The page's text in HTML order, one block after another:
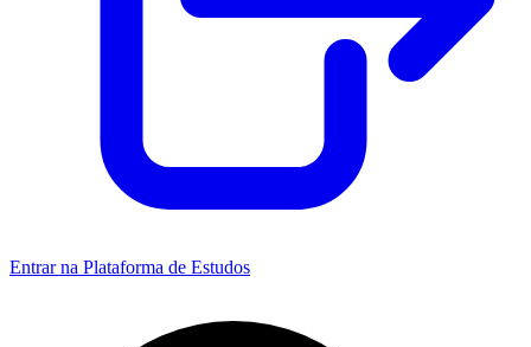
Entrar na Plataforma de Estudos